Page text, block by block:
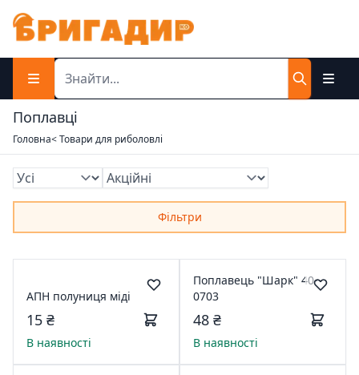
Поплавці
Головна< Товари для риболовлі
Фільтри
АПН полуниця міді
15 ₴
В наявності
Поплавець "Шарк" 40-
0703
48 ₴
В наявності